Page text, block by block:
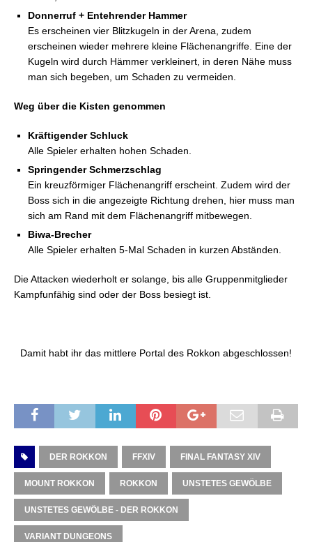
Donnerruf + Entehrender Hammer
Es erscheinen vier Blitzkugeln in der Arena, zudem
erscheinen wieder mehrere kleine Flächenangriffe. Eine der
Kugeln wird durch Hämmer verkleinert, in deren Nähe muss
man sich begeben, um Schaden zu vermeiden.
Weg über die Kisten genommen
Kräftigender Schluck
Alle Spieler erhalten hohen Schaden.
Springender Schmerzschlag
Ein kreuzförmiger Flächenangriff erscheint. Zudem wird der
Boss sich in die angezeigte Richtung drehen, hier muss man
sich am Rand mit dem Flächenangriff mitbewegen.
Biwa-Brecher
Alle Spieler erhalten 5-Mal Schaden in kurzen Abständen.
Die Attacken wiederholt er solange, bis alle Gruppenmitglieder
Kampfunfähig sind oder der Boss besiegt ist.
Damit habt ihr das mittlere Portal des Rokkon abgeschlossen!
DER ROKKON FFXIV FINAL FANTASY XIV
MOUNT ROKKON ROKKON UNSTETES GEWÖLBE
UNSTETES GEWÖLBE - DER ROKKON
VARIANT DUNGEONS